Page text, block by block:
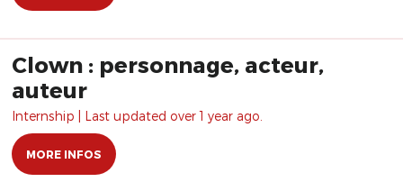
Clown : personnage, acteur,
auteur
Internship | Last updated over 1 year ago.
MORE INFOS